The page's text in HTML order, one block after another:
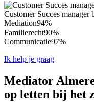
Customer Succes manager
Mediation94%
Familierecht90%
Communicatie97%
Ik help je graag
Mediator
op letten bij het